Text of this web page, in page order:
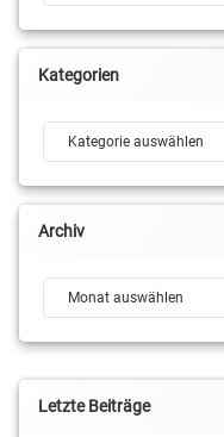
Kategorien
Archiv
Letzte Beiträge